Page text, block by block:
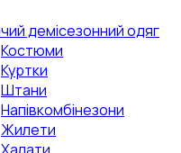
демісезонний одяг
Костюми
Куртки
Штани
Напівкомбінезони
Жилети